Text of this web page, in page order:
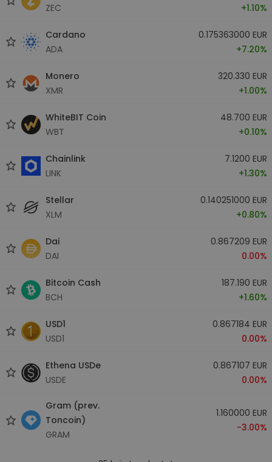
ZEC
+1.10%
Cardano
ADA
0.175363000 EUR
+7.20%
Monero
XMR
320.330 EUR
+1.00%
WhiteBIT Coin
WBT
48.700 EUR
+0.10%
Chainlink
LINK
7.1200 EUR
+1.30%
Stellar
XLM
0.140251000 EUR
+0.80%
Dai
DAI
0.867209 EUR
0.00%
Bitcoin Cash
BCH
187.190 EUR
+1.60%
USD1
USD1
0.867184 EUR
0.00%
Ethena USDe
USDE
0.867107 EUR
0.00%
Gram (prev.
Toncoin)
GRAM
1.160000 EUR
-3.00%